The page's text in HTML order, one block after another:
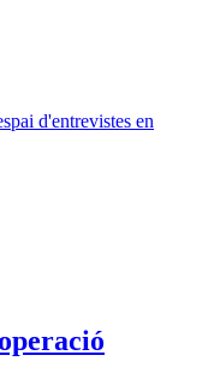
d'entrevistes en